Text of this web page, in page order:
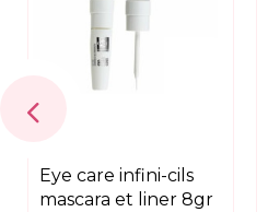
eye care infini-cils
mascara et liner 8gr